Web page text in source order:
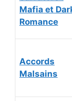
Mafia et
Romance
Accords
Malsains